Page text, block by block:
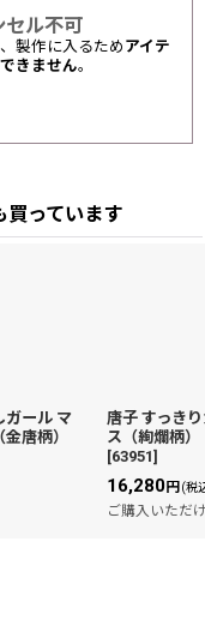
セル不可
製作に入るためアイテ
きません。
買っています
ガール マ
唐柄）
唐子 すっき
ス（絢爛柄
[63951]
16,280円 (税
ご購入いただ